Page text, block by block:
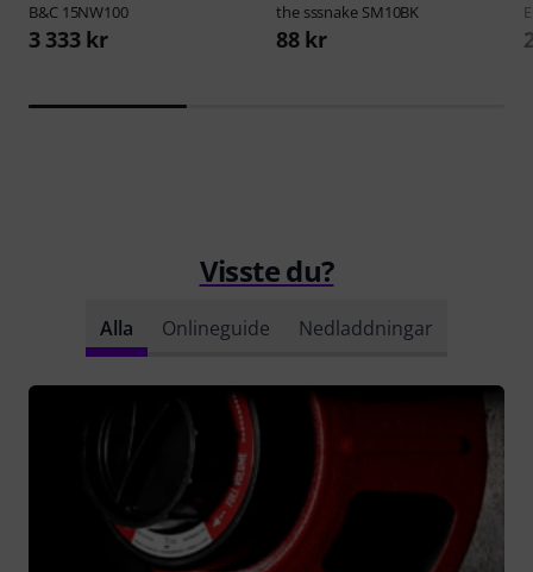
B&C 15NW100
3 333 kr
the sssnake SM10BK
88 kr
Visste du?
Alla Onlineguide Nedladdningar